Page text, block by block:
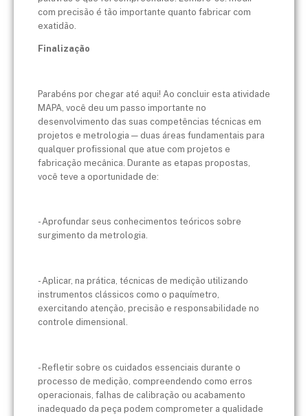
com precisão é tão importante quanto fabricar com
exatidão.
Finalização
Parabéns por chegar até aqui! Ao concluir esta atividade
MAPA, você deu um passo importante no
desenvolvimento das suas competências técnicas em
projetos e metrologia — duas áreas fundamentais para
qualquer profissional que atue com projetos e
fabricação mecânica. Durante as etapas propostas,
você teve a oportunidade de:
- Aprofundar seus conhecimentos teóricos sobre
surgimento da metrologia.
- Aplicar, na prática, técnicas de medição utilizando
instrumentos clássicos como o paquímetro,
exercitando atenção, precisão e responsabilidade no
controle dimensional.
- Refletir sobre os cuidados essenciais durante o
processo de medição, compreendendo como erros
operacionais, falhas de calibração ou acabamento
inadequado da peça podem comprometer a qualidade